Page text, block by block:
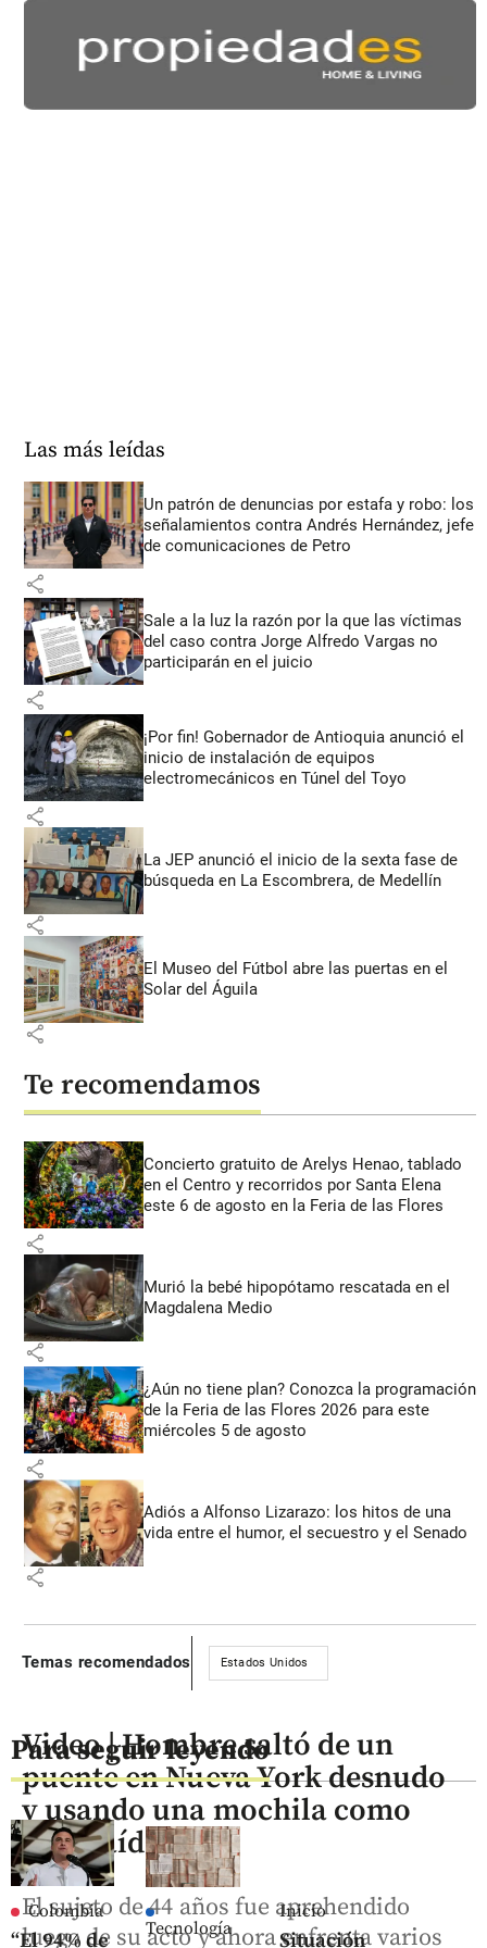
Las más leídas
Un patrón de denuncias por estafa y robo: los
señalamientos contra Andrés Hernández, jefe
de comunicaciones de Petro
share
Sale a la luz la razón por la que las víctimas
del caso contra Jorge Alfredo Vargas no
participarán en el juicio
share
¡Por fin! Gobernador de Antioquia anunció el
inicio de instalación de equipos
electromecánicos en Túnel del Toyo
share
La JEP anunció el inicio de la sexta fase de
búsqueda en La Escombrera, de Medellín
share
El Museo del Fútbol abre las puertas en el
Solar del Águila
share
Te recomendamos
Concierto gratuito de Arelys Henao, tablado
en el Centro y recorridos por Santa Elena
este 6 de agosto en la Feria de las Flores
share
Murió la bebé hipopótamo rescatada en el
Magdalena Medio
share
¿Aún no tiene plan? Conozca la programación
de la Feria de las Flores 2026 para este
miércoles 5 de agosto
share
Adiós a Alfonso Lizarazo: los hitos de una
vida entre el humor, el secuestro y el Senado
share
Temas recomendados Estados Unidos
Para seguir leyendo
Colombia
“El 94% de
Tecnología
Inicio
Situación
Video | Hombre saltó de un
puente en Nueva York desnudo
y usando una mochila como
paracaídas
El sujeto de 44 años fue aprehendido
luego de su acto y ahora enfrenta varios